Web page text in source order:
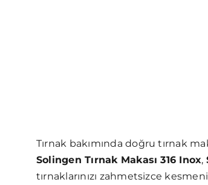
Tırnak bakımında doğru tırnak
Solingen Tırnak Makası 316 Inox,
tırnaklarınızı zahmetsizce